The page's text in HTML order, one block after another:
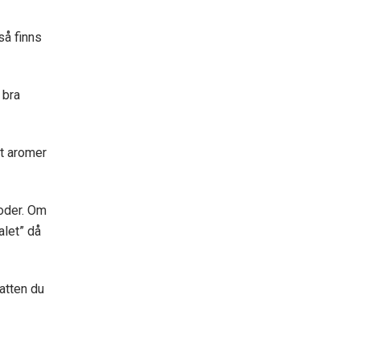
finns
aromer
Om
då
du